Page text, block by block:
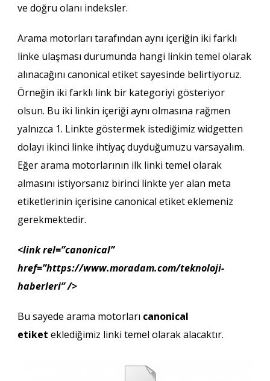
ve doğru olanı indeksler.
Arama motorları tarafından aynı içeriğin iki farklı
linke ulaşması durumunda hangi linkin temel olarak
alınacağını canonical etiket sayesinde belirtiyoruz.
Örneğin iki farklı link bir kategoriyi gösteriyor
olsun. Bu iki linkin içeriği aynı olmasına rağmen
yalnızca 1. Linkte göstermek istediğimiz widgetten
dolayı ikinci linke ihtiyaç duyduğumuzu varsayalım.
Eğer arama motorlarının ilk linki temel olarak
almasını istiyorsanız birinci linkte yer alan meta
etiketlerinin içerisine canonical etiket eklemeniz
gerekmektedir.
<link rel=”canonical”
href=”https://www.moradam.com/teknoloji-
haberleri” />
Bu sayede arama motorları canonical
etiket eklediğimiz linki temel olarak alacaktır.